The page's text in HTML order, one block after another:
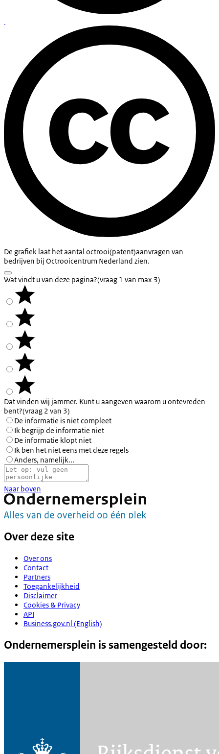
De grafiek laat het aantal octrooi(patent)aanvragen van
bedrijven bij Octrooicentrum Nederland zien.
Wat vindt u van deze pagina?(vraag 1 van max 3)
Dat vinden wij jammer. Kunt u aangeven waarom u ontevreden
bent?(vraag 2 van 3)
De informatie is niet compleet
Ik begrijp de informatie niet
De informatie klopt niet
Ik ben het niet eens met deze regels
Anders, namelijk...
Naar boven
Over deze site
Over ons
Contact
Partners
Toegankelijkheid
Disclaimer
Cookies & Privacy
API
Business.gov.nl (English)
Ondernemersplein is samengesteld door: